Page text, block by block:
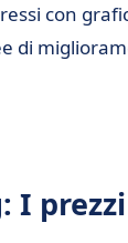
con
di
I prezzi